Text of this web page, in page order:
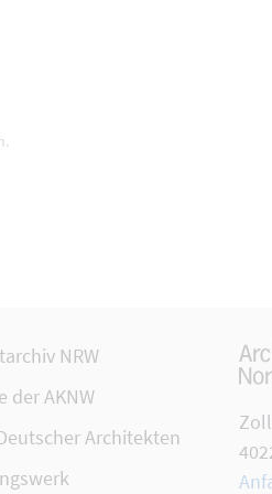
NRW
der AKNW
Architekten